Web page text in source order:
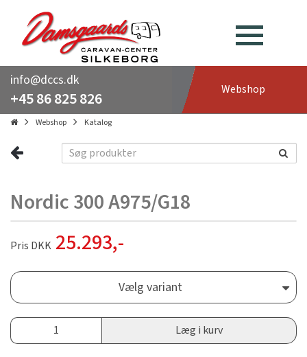
info@dccs.dk
+45 86 825 826 Webshop
Webshop Katalog
Nordic 300 A975/G18
Pris DKK 25.293,-
Vælg variant
Læg i kurv